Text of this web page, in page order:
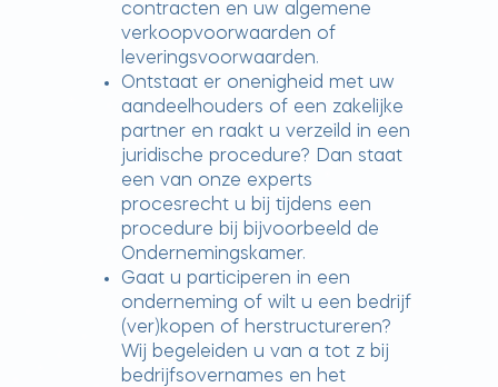
contracten en uw algemene
verkoopvoorwaarden of
leveringsvoorwaarden.
Ontstaat er onenigheid met uw
aandeelhouders of een zakelijke
partner en raakt u verzeild in een
juridische procedure? Dan staat
een van onze experts
procesrecht u bij tijdens een
procedure bij bijvoorbeeld de
Ondernemingskamer.
Gaat u participeren in een
onderneming of wilt u een bedrijf
(ver)kopen of herstructureren?
Wij begeleiden u van a tot z bij
bedrijfsovernames en het